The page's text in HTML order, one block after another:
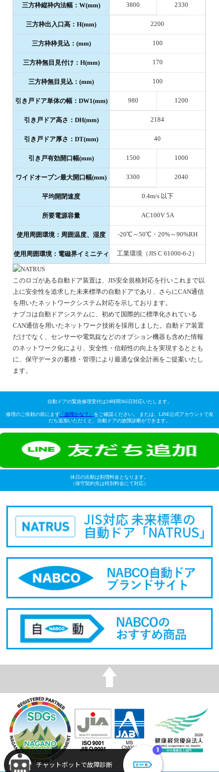
三方枠縦枠内法幅：W(mm) 3800 2330
三方枠出入口高：H(mm) 2200
三方枠枠見込：(mm) 100
三方枠無目見付け：H(mm) 170
三方枠無目見込：(mm) 100
引き戸ドア単体の幅：DW1(mm) 980 1200
引き戸ドア高さ：DH(mm) 2184
引き戸ドア厚さ：DT(mm) 40
引き戸有効開口幅(mm) 1500 1000
ワイドオープン最大開口幅(mm) 3300 2040
平均開閉速度 0.4m/s 以下
所要電源容量 AC100V 5A
使用周囲環境：周囲温度、湿度 -20℃～50℃・20%～90%RH
使用周囲環境：電磁界イミニティ 工業環境（JIS C 61000-6-2）
このロゴがある自動ドア装置は、JIS安全規格対応を行いこれまで以
上に安全性を追求した未来標準の自動ドアであり、さらにCAN通信
を用いたネットワークシステム対応を示しております。
ナブコは自動ドアシステムに、初めて国際的に標準化されている
CAN通信を用いたネットワーク技術を採用しました。自動ドア装置
だけでなく、センサーや電気錠などのオプション機器も含めた情報
のネットワーク化により、安全性・信頼性の向上を実現するととも
に、保守データの蓄積・管理により最適な保全計画をご提案いたし
ます。
自動ドアの緊急修理受付は24時間365日対応いたします。
修理のご依頼の前にまず「故障かな？」
をご確認ください。 または、LINE公式アカウントで友
だち追加いただくと、自動ドアの故障診断ができます。
休日の出動は割増料金となります。
（保守契約先は特別料金にて対応）